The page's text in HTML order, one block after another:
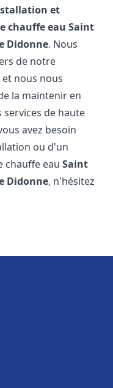
et
chauffe eau Saint
Didonne. Nous
de notre
nous nous
la maintenir en
de haute
avez besoin
ou d'un
chauffe eauSaint
Didonne, n'hésitez